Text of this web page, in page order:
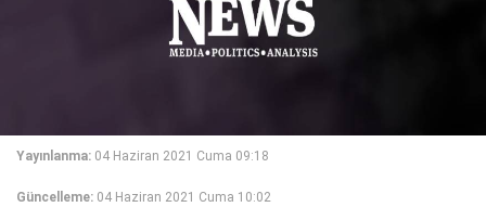
Yayınlanma: 04 Haziran 2021 Cuma 09:18
Güncelleme: 04 Haziran 2021 Cuma 10:02